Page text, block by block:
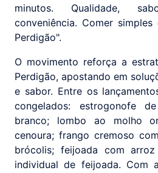
minutos. Qualidade,
conveniência. Comer
Perdigão".
O movimento reforça a
Perdigão, apostando em
e sabor. Entre os
congelados: estrogonofe
branco; lombo ao molho
cenoura; frango cremoso
brócolis; feijoada com
individual de feijoada. Com